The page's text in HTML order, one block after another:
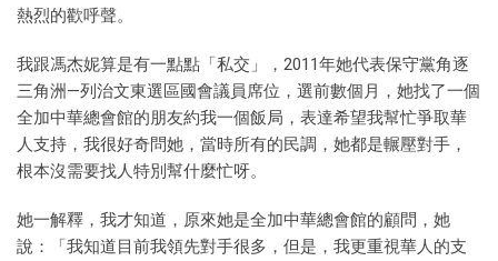
熱烈的歡呼聲。
我跟馮杰妮算是有一點點「私交」，2011年她代表保守黨角逐
三角洲—列治文東選區國會議員席位，選前數個月，她找了一個
全加中華總會館的朋友約我一個飯局，表達希望我幫忙爭取華
人支持，我很好奇問她，當時所有的民調，她都是輾壓對手，
根本沒需要找人特別幫什麼忙呀。
她一解釋，我才知道，原來她是全加中華總會館的顧問，她
說：「我知道目前我領先對手很多，但是，我更重視華人的支